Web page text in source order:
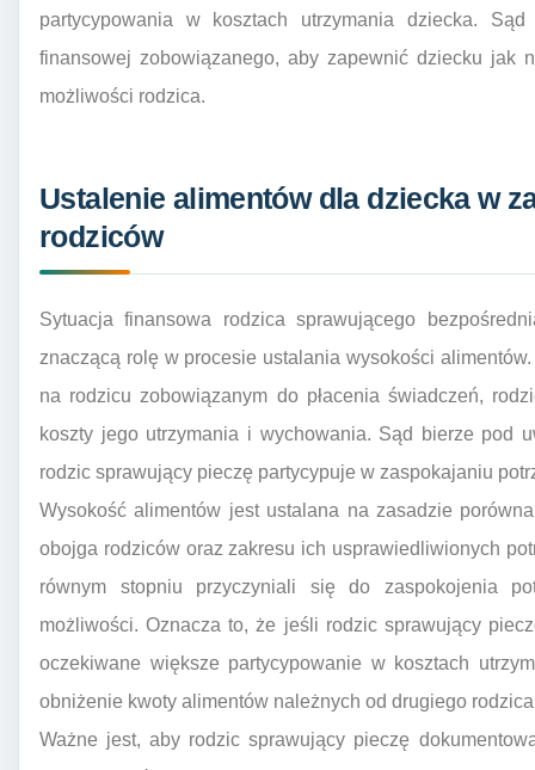
partycypowania w kosztach utrzymania dziecka.
finansowej zobowiązanego, aby zapewnić dziecku jak
możliwości rodzica.
Ustalenie alimentów dla dziecka w
rodziców
Sytuacja finansowa rodzica sprawującego
znaczącą rolę w procesie ustalania wysokości
na rodzicu zobowiązanym do płacenia świadczeń,
koszty jego utrzymania i wychowania. Sąd bierze pod
rodzic sprawujący pieczę partycypuje w zaspokajaniu
Wysokość alimentów jest ustalana na zasadzie
obojga rodziców oraz zakresu ich usprawiedliwionych
równym stopniu przyczyniali się do zaspokojenia
możliwości. Oznacza to, że jeśli rodzic sprawujący
oczekiwane większe partycypowanie w kosztach
obniżenie kwoty alimentów należnych od drugiego
Ważne jest, aby rodzic sprawujący pieczę